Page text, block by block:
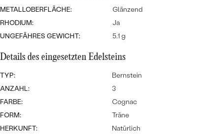
Meistverkaufte
Eheringe
ANSCHAUEN
MIT EDELSTEIN
NACH MATERIAL
PLATIN
SILBER
EDELSTEINSCHMUCK
SCHMUCK MIT LAB GROWN
DIAMANTEN
NACH STYL
PERSONALISIERT
PREISWERTE
LUXURIÖSE
LUXURIÖSE
METALLOBERFLÄCHE:
Glänzend
RHODIUM:
Ja
UNGEFÄHRES GEWICHT:
5.1 g
Details des eingesetzten Edelsteins
TYP:
Bernstein
ANZAHL:
3
FARBE:
Cognac
FORM:
Träne
HERKUNFT:
Natürlich